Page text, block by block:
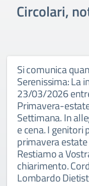
Circolari,
Si comunica
Serenissima: La
23/03/2026
Primavera-
Settimana. In
e cena. I
primavera
Restiamo a
chiarimento.
Lombardo